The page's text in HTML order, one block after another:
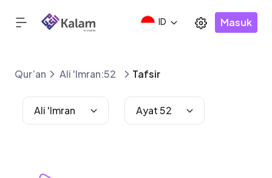
ID Masuk
Qur’an Ali 'Imran:52 Tafsir
Ali 'Imran Ayat 52